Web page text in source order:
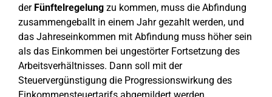
der Fünftelregelung zu kommen, muss die Abfindung
zusammengeballt in einem Jahr gezahlt werden, und
das Jahreseinkommen mit Abfindung muss höher sein
als das Einkommen bei ungestörter Fortsetzung des
Arbeitsverhältnisses. Dann soll mit der
Steuervergünstigung die Progressionswirkung des